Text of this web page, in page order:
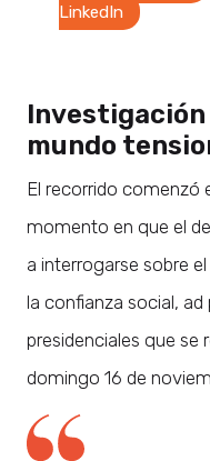
LinkedIn
Investigación
mundo
El recorrido comenzó
momento en que el
a interrogarse sobre
la confianza social,
presidenciales que se
domingo 16 de